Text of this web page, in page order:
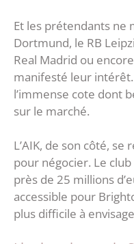
Et les prétendants ne
Dortmund, le RB
Real Madrid ou
manifesté leur
l’immense cote dont
sur le marché.
L’AIK, de son côté,
pour négocier. Le
près de 25 millions
accessible pour
plus difficile à